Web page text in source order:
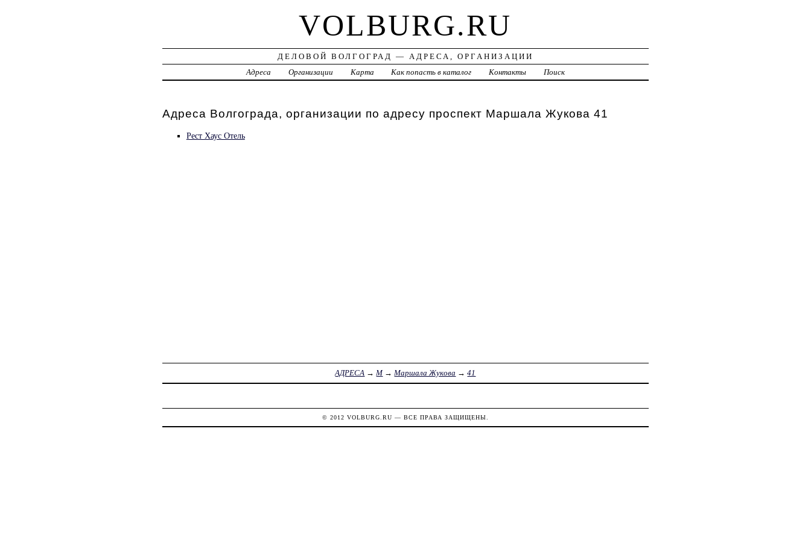
VOLBURG.RU
ДЕЛОВОЙ ВОЛГОГРАД — АДРЕСА, ОРГАНИЗАЦИИ
Адреса
Организации Карта Как попасть в каталог Контакты Поиск
Адреса Волгограда, организации по адресу проспект Маршала Жукова 41
Рест Хаус Отель
АДРЕСА →М→Маршала Жукова →41
© 2012 VOLBURG.RU — ВСЕ ПРАВА ЗАЩИЩЕНЫ.